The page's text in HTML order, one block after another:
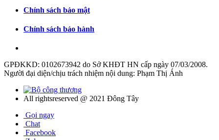
Chính sách bảo mật
Chính sách bảo hành
GPĐKKD: 0102673942 do Sở KHĐT HN cấp ngày 07/03/2008.
Người đại diện/chịu trách nhiệm nội dung: Phạm Thị Ánh
All rightsreserved @ 2021 Đông Tây
Gọi ngay
Chat
Facebook